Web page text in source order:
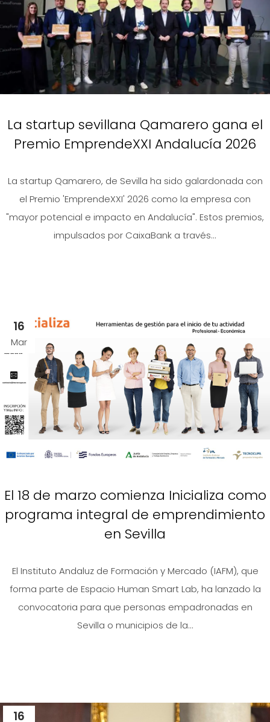
La startup sevillana Qamarero gana el
Premio EmprendeXXI Andalucía 2026
La startup Qamarero, de Sevilla ha sido galardonada con
el Premio 'EmprendeXXI' 2026 como la empresa con
"mayor potencial e impacto en Andalucía". Estos premios,
impulsados por CaixaBank a través...
16
Mar
El 18 de marzo comienza Inicializa como
programa integral de emprendimiento
en Sevilla
El Instituto Andaluz de Formación y Mercado (IAFM), que
forma parte de Espacio Human Smart Lab, ha lanzado la
convocatoria para que personas empadronadas en
Sevilla o municipios de la...
16